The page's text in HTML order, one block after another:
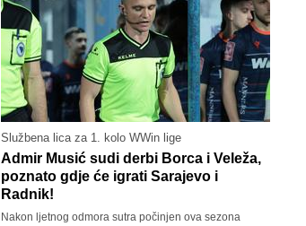
Službena lica za 1. kolo WWin lige
Admir Musić sudi derbi Borca i Veleža,
poznato gdje će igrati Sarajevo i
Radnik!
Nakon ljetnog odmora sutra počinjen ova sezona